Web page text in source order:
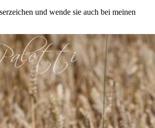
und wende sie auch bei meinen